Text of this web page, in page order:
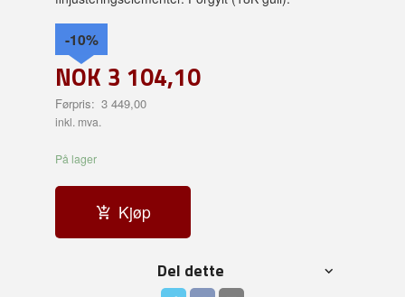
NOK 3 104,10
Førpris: 3 449,00
Rabatt
-10%
inkl. mva.
På lager
Kjøp
Del dette